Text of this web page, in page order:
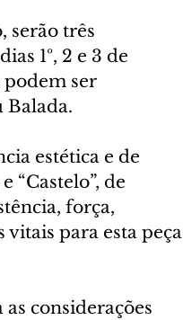
serão três
1º, 2 e 3 de
podem ser
Balada.
estética e de
“Castelo”, de
força,
vitais para esta peça
considerações